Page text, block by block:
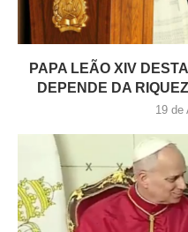
PAPA LEÃO XIV
DEPENDE DA
19 de